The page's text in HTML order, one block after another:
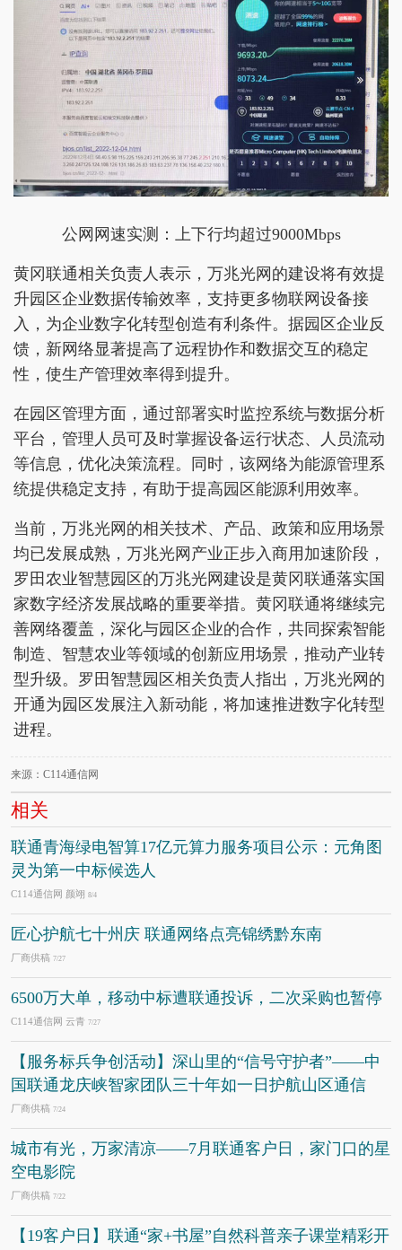
公网网速实测：上下行均超过9000Mbps
黄冈联通相关负责人表示，万兆光网的建设将有效提
升园区企业数据传输效率，支持更多物联网设备接
入，为企业数字化转型创造有利条件。据园区企业反
馈，新网络显著提高了远程协作和数据交互的稳定
性，使生产管理效率得到提升。
在园区管理方面，通过部署实时监控系统与数据分析
平台，管理人员可及时掌握设备运行状态、人员流动
等信息，优化决策流程。同时，该网络为能源管理系
统提供稳定支持，有助于提高园区能源利用效率。
当前，万兆光网的相关技术、产品、政策和应用场景
均已发展成熟，万兆光网产业正步入商用加速阶段，
罗田农业智慧园区的万兆光网建设是黄冈联通落实国
家数字经济发展战略的重要举措。黄冈联通将继续完
善网络覆盖，深化与园区企业的合作，共同探索智能
制造、智慧农业等领域的创新应用场景，推动产业转
型升级。罗田智慧园区相关负责人指出，万兆光网的
开通为园区发展注入新动能，将加速推进数字化转型
进程。
来源：C114通信网
相关
联通青海绿电智算17亿元算力服务项目公示：元角图
灵为第一中标候选人
C114通信网 颜翊 8/4
匠心护航七十州庆 联通网络点亮锦绣黔东南
厂商供稿 7/27
6500万大单，移动中标遭联通投诉，二次采购也暂停
C114通信网 云青 7/27
【服务标兵争创活动】深山里的“信号守护者”——中
国联通龙庆峡智家团队三十年如一日护航山区通信
厂商供稿 7/24
城市有光，万家清凉——7月联通客户日，家门口的星
空电影院
厂商供稿 7/22
【19客户日】联通“家+书屋”自然科普亲子课堂精彩开